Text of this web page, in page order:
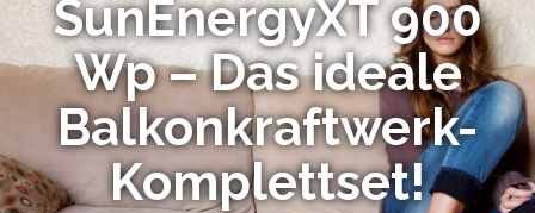
SunEnergyXT 900
Wp – Das ideale
Balkonkraftwerk-
Komplettset!